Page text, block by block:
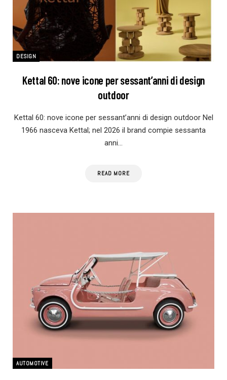
DESIGN
Kettal 60: nove icone per sessant’anni di design
outdoor
Kettal 60: nove icone per sessant’anni di design outdoor Nel
1966 nasceva Kettal; nel 2026 il brand compie sessanta
anni…
READ MORE
AUTOMOTIVE